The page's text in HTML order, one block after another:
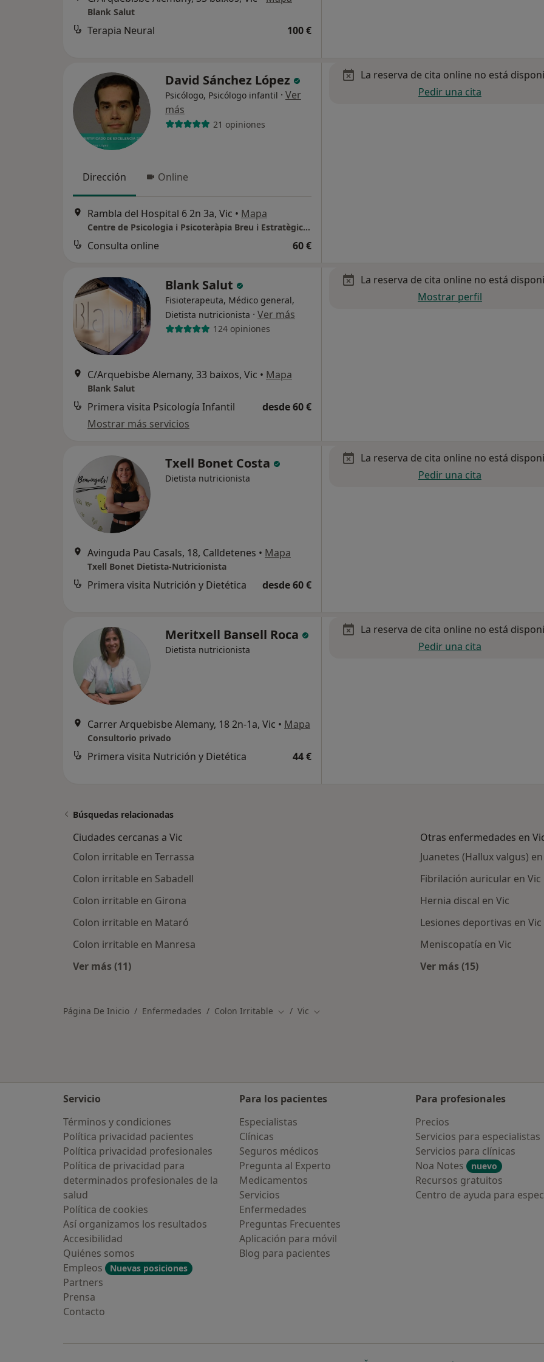
Blank Salut
Terapia Neural 100 €
David Sánchez López
Psicólogo, Psicólogo infantil · Ver
más
21 opiniones
Dirección Online
Rambla del Hospital 6 2n 3a, Vic • Mapa
Centre de Psicologia i Psicoteràpia Breu i Estratègica d'Osona, Vic
Consulta online 60 €
La reserva de cita online no está
Pedir una cita
Blank Salut
Fisioterapeuta, Médico general,
Dietista nutricionista · Ver más
124 opiniones
C/Arquebisbe Alemany, 33 baixos, Vic • Mapa
Blank Salut
Primera visita Psicología Infantil
desde 60 €
Mostrar más servicios
La reserva de cita online no está
Mostrar perfil
Txell Bonet Costa
Dietista nutricionista
Avinguda Pau Casals, 18, Calldetenes • Mapa
Txell Bonet Dietista-Nutricionista
Primera visita Nutrición y Dietética desde 60 €
La reserva de cita online no está
Pedir una cita
Meritxell Bansell Roca
Dietista nutricionista
Carrer Arquebisbe Alemany, 18 2n-1a, Vic • Mapa
Consultorio privado
Primera visita Nutrición y Dietética 44 €
La reserva de cita online no está
Pedir una cita
Búsquedas relacionadas
Ciudades cercanas a Vic
Colon irritable en Terrassa
Colon irritable en Sabadell
Colon irritable en Girona
Colon irritable en Mataró
Colon irritable en Manresa
Ver más (11)
Otras enfermedades en
Juanetes (Hallux valgus)
Fibrilación auricular en Vic
Hernia discal en Vic
Lesiones deportivas en Vic
Meniscopatía en Vic
Ver más (15)
Página De Inicio Enfermedades Colon Irritable Cambiar de ciudad
Vic Cambiar de ciudad
Servicio
Términos y condiciones
Política privacidad pacientes
Política privacidad profesionales
Política de privacidad para
determinados profesionales de la
salud
Política de cookies
Así organizamos los resultados
Accesibilidad
Quiénes somos
Empleos
Nuevas posiciones
Partners
Prensa
Contacto
Para los pacientes
Especialistas
Clínicas
Seguros médicos
Pregunta al Experto
Medicamentos
Servicios
Enfermedades
Preguntas Frecuentes
Aplicación para móvil
Blog para pacientes
Para profesionales
Precios
Servicios para especialistas
Servicios para clínicas
Noa Notes
nuevo
Recursos gratuitos
Centro de ayuda para